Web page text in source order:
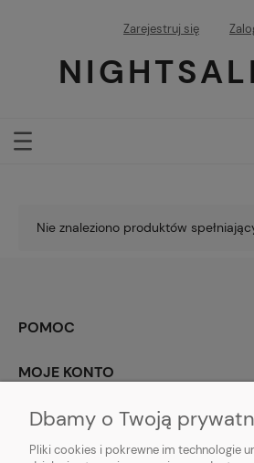
Zarejestruj się
Nie znaleziono produktów
POMOC
MOJE KONTO
PŁATNOŚCI I DOSTAWA
Dbamy o Twoją
Pliki cookies i pokrewne im technologie